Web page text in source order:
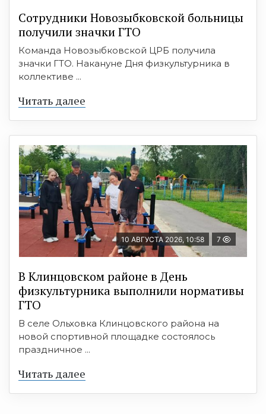
Сотрудники Новозыбковской больницы
получили значки ГТО
Команда Новозыбковской ЦРБ получила
значки ГТО. Накануне Дня физкультурника в
коллективе ...
Читать далее
10 АВГУСТА 2026, 10:58 7
В Клинцовском районе в День
физкультурника выполнили нормативы
ГТО
В селе Ольховка Клинцовского района на
новой спортивной площадке состоялось
праздничное ...
Читать далее